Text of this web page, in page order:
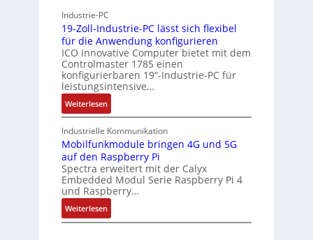
t
e
k
t
u
s
i
c
a
I
a
n
d
E
Industrie-PC
19-Zoll-Industrie-PC lässt sich flexibel
für die Anwendung konfigurieren
ICO Innovative Computer bietet mit dem
Controlmaster 1785 einen
konfigurierbaren 19“-Industrie-PC für
leistungsintensive…
Weiterlesen:
1
9
-
Z
o
l
l
-
I
Industrielle Kommunikation
Mobilfunkmodule bringen 4G und 5G
auf den Raspberry Pi
Spectra erweitert mit der Calyx
Embedded Modul Serie Raspberry Pi 4
und Raspberry…
Weiterlesen:
M